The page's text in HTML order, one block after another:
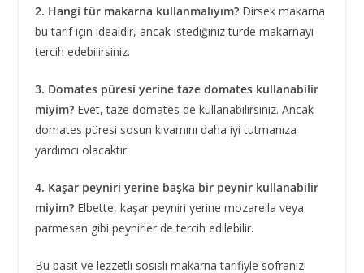
2. Hangi tür makarna kullanmalıyım?Dirsek makarna
bu tarif için idealdir, ancak istediğiniz türde makarnayı
tercih edebilirsiniz.
3. Domates püresi yerine taze domates kullanabilir
miyim?Evet, taze domates de kullanabilirsiniz. Ancak
domates püresi sosun kıvamını daha iyi tutmanıza
yardımcı olacaktır.
4. Kaşar peyniri yerine başka bir peynir kullanabilir
miyim?Elbette, kaşar peyniri yerine mozarella veya
parmesan gibi peynirler de tercih edilebilir.
Bu basit ve lezzetli sosisli makarna tarifiyle sofranızı